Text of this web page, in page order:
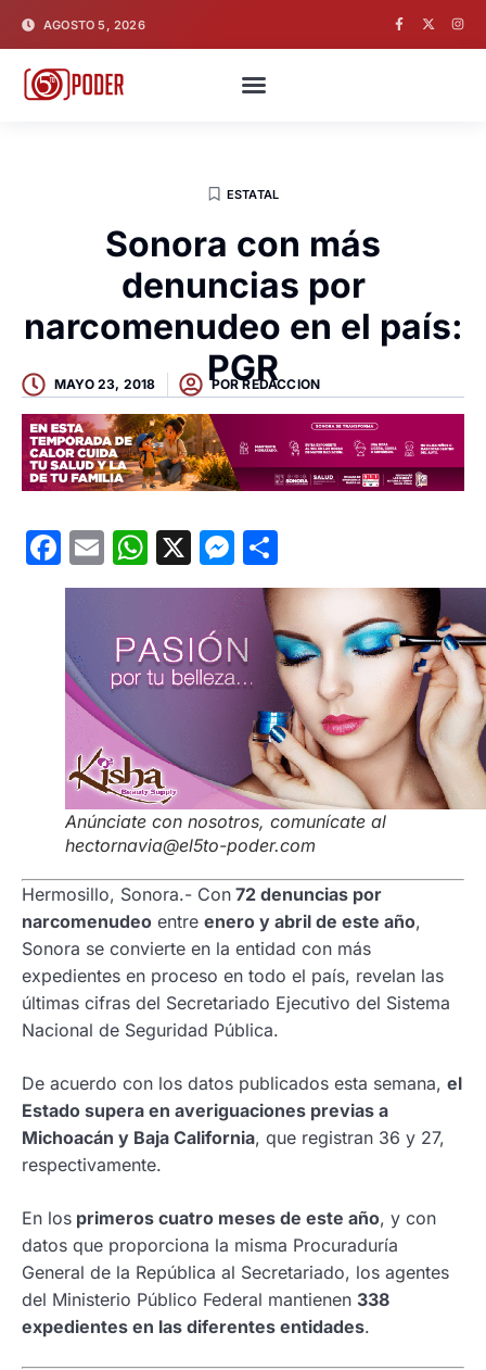
AGOSTO 5, 2026
ESTATAL
Sonora con más
denuncias por
narcomenudeo en el país:
PGR
MAYO 23, 2018 PORREDACCION
Facebook
EmailWhatsApp
X Messenger
Anúnciate con nosotros, comunícate al
hectornavia@el5to-poder.com
Hermosillo, Sonora.- Con 72 denuncias por
narcomenudeo entre enero y abril de este año,
Sonora se convierte en la entidad con más
expedientes en proceso en todo el país, revelan las
últimas cifras del Secretariado Ejecutivo del Sistema
Nacional de Seguridad Pública.
De acuerdo con los datos publicados esta semana, el
Estado supera en averiguaciones previas a
Michoacán y Baja California, que registran 36 y 27,
respectivamente.
En los primeros cuatro meses de este año, y con
datos que proporciona la misma Procuraduría
General de la República al Secretariado, los agentes
del Ministerio Público Federal mantienen 338
expedientes en las diferentes entidades.